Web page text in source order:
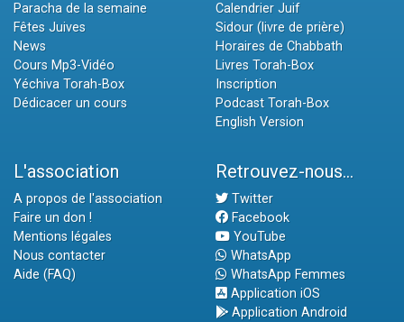
Paracha de la semaine
Fêtes Juives
News
Cours Mp3-Vidéo
Yéchiva Torah-Box
Dédicacer un cours
Calendrier Juif
Sidour (livre de prière)
Horaires de Chabbath
Livres Torah-Box
Inscription
Podcast Torah-Box
English Version
L'association
A propos de l'association
Faire un don !
Mentions légales
Nous contacter
Aide (FAQ)
Retrouvez-nous...
Twitter
Facebook
YouTube
WhatsApp
WhatsApp Femmes
Application iOS
Application Android